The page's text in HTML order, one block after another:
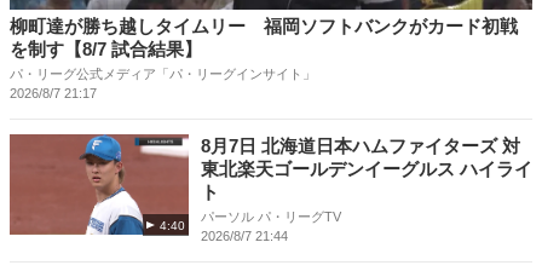
柳町達が勝ち越しタイムリー 福岡ソフトバンクがカード初戦
を制す【8/7 試合結果】
パ・リーグ公式メディア「パ・リーグインサイト」
2026/8/7 21:17
4:40
8月7日 北海道日本ハムファイターズ 対
東北楽天ゴールデンイーグルス ハイライ
ト
パーソル パ・リーグTV
2026/8/7 21:44